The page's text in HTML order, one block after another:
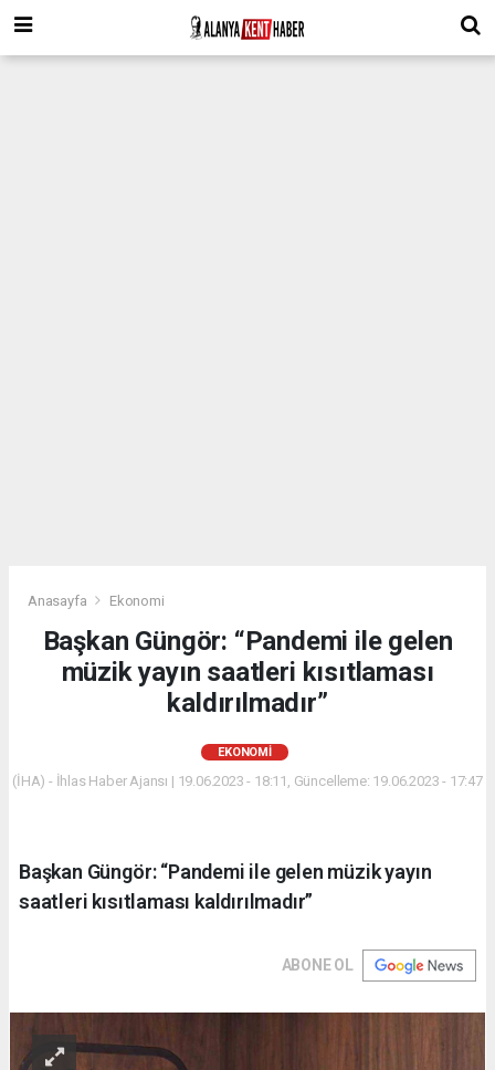
Anasayfa Ekonomi
Başkan Güngör: “Pandemi ile gelen
müzik yayın saatleri kısıtlaması
kaldırılmadır”
EKONOMI
(İHA) - İhlas Haber Ajansı | 19.06.2023 - 18:11, Güncelleme: 19.06.2023 - 17:47
Başkan Güngör: “Pandemi ile gelen müzik yayın
saatleri kısıtlaması kaldırılmadır”
ABONE OL